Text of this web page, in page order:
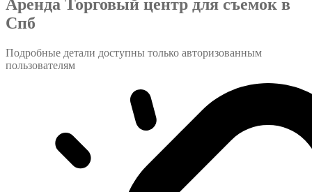
Аренда Торговый центр для съемок в
Спб
Подробные детали доступны только авторизованным
пользователям